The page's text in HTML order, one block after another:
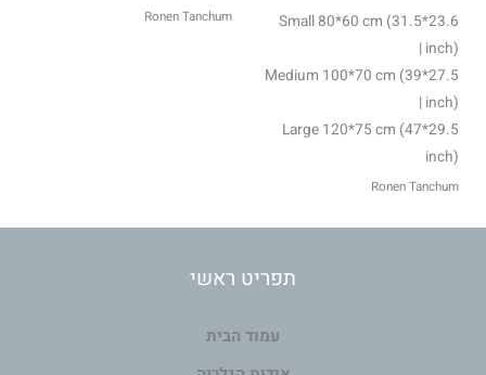
Small 80*60 cm (31.5*23.6
inch) |
Medium 100*70 cm (39*27.5
inch) |
Large 120*75 cm (47*29.5
inch)
Ronen Tanchum
Ronen Tanchum
תפריט ראשי
עמוד הבית